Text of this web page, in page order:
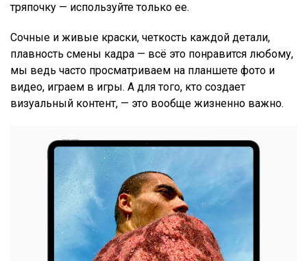
тряпочку — используйте только ее.
Сочные и живые краски, четкость каждой детали,
плавность смены кадра — всё это понравится любому,
мы ведь часто просматриваем на планшете фото и
видео, играем в игры. А для того, кто создает
визуальный контент, — это вообще жизненно важно.